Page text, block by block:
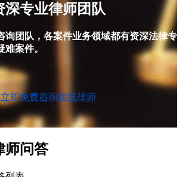
深专业律师团队
询团队，各案件业务领域都有资深法律专
案件。
立即免费咨询在线律师
师问答